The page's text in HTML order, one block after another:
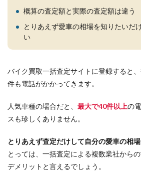
概算の査定額と実際の査定額は違う
とりあえず愛車の相場を知りたいだ
い
バイク買取一括査定サイトに登録すると
件も電話がかかってきます。
人気車種の場合だと、 最大で40件以上の
スも珍しくありません。
とりあえず査定だけして自分の愛車の相
とっては、一括査定による複数業社からの
デメリットと言えるでしょう。